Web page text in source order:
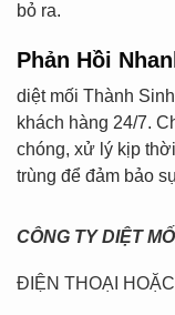
bỏ ra.
Phản Hồi
diệt mối Thành
khách hàng 24/7.
chóng, xử lý kịp
trùng để đảm bảo
CÔNG TY DIỆT
ĐIỆN THOẠI